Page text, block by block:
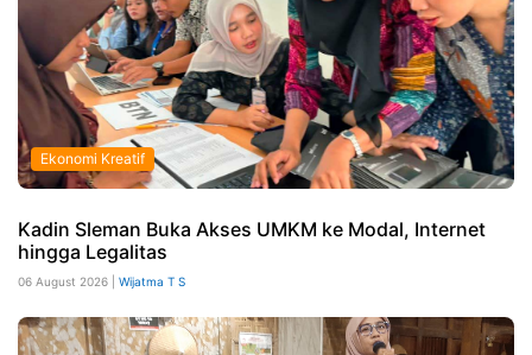
Ekonomi Kreatif
Kadin Sleman Buka Akses UMKM ke Modal, Internet
hingga Legalitas
06 August 2026 | Wijatma T S